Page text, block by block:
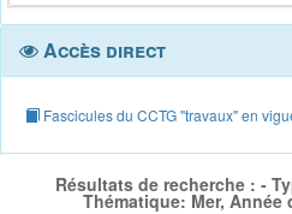
Accès direct
Fascicules du CCTG "travaux" en
Résultats de recherche : -
Thématique: Mer,